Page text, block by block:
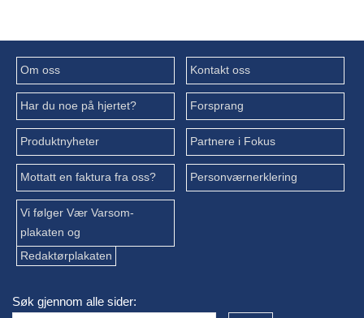
Om oss Kontakt oss
Har du noe på hjertet? Forsprang
Produktnyheter Partnere i Fokus
Mottatt en faktura fra oss? Personværnerklering
Vi følger Vær Varsom-
plakaten og
Redaktørplakaten
Søk gjennom alle sider: